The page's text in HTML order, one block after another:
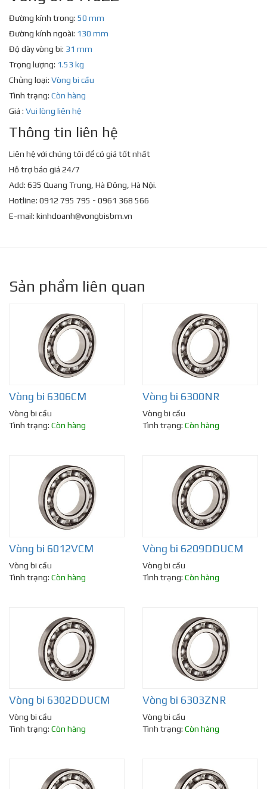
Đường kính trong: 50 mm
Đường kính ngoài: 130 mm
Độ dày vòng bi: 31 mm
Trọng lượng: 1.53 kg
Chủng loại: Vòng bi cầu
Tình trạng: Còn hàng
Giá : Vui lòng liên hệ
Thông tin liên hệ
Liên hệ với chúng tôi để có giá tốt nhất
Hỗ trợ báo giá 24/7
Add: 635 Quang Trung, Hà Đông, Hà Nội.
Hotline: 0912 795 795 - 0961 368 566
E-mail: kinhdoanh@vongbisbm.vn
Sản phẩm liên quan
Vòng bi 6306CM
Vòng bi cầu
Tình trạng: Còn hàng
Vòng bi 6300NR
Vòng bi cầu
Tình trạng: Còn hàng
Vòng bi 6012VCM
Vòng bi cầu
Tình trạng: Còn hàng
Vòng bi 6209DDUCM
Vòng bi cầu
Tình trạng: Còn hàng
Vòng bi 6302DDUCM
Vòng bi cầu
Tình trạng: Còn hàng
Vòng bi 6303ZNR
Vòng bi cầu
Tình trạng: Còn hàng